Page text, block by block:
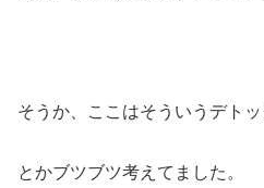
そうか、ここはそういうデトッ
とかブツブツ考えてました。